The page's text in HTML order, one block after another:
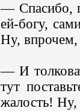
— Спасибо,
ей-богу,
Ну, впрочем,
— И
тут
жалость!